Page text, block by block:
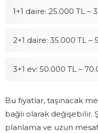
1+1 daire: 25.000 TL –
2+1 daire: 35.000 TL –
3+1 ev: 50.000 TL –
Bu fiyatlar, taşınacak
bağlı olarak değişebilir.
planlama ve uzun